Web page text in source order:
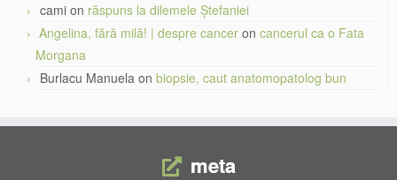
cami on răspuns la dilemele Ștefaniei
Angelina, fără milă! | despre cancer on cancerul ca o Fata
Morgana
Burlacu Manuela on biopsie, caut anatomopatolog bun
meta